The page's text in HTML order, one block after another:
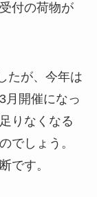
付の荷物が
たが、今年は
月開催になっ
りなくなる
でしょう。
です。